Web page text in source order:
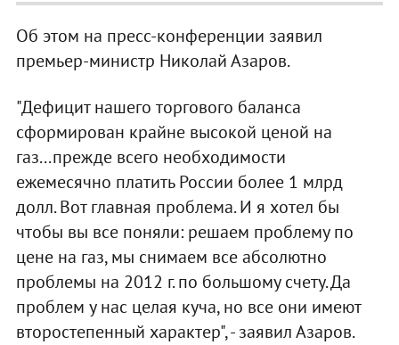
Об этом на пресс-конференции заявил
премьер-министр Николай Азаров.
"Дефицит нашего торгового баланса
сформирован крайне высокой ценой на
газ...прежде всего необходимости
ежемесячно платить России более 1 млрд
долл. Вот главная проблема. И я хотел бы
чтобы вы все поняли: решаем проблему по
цене на газ, мы снимаем все абсолютно
проблемы на 2012 г. по большому счету. Да
проблем у нас целая куча, но все они имеют
второстепенный характер", - заявил Азаров.